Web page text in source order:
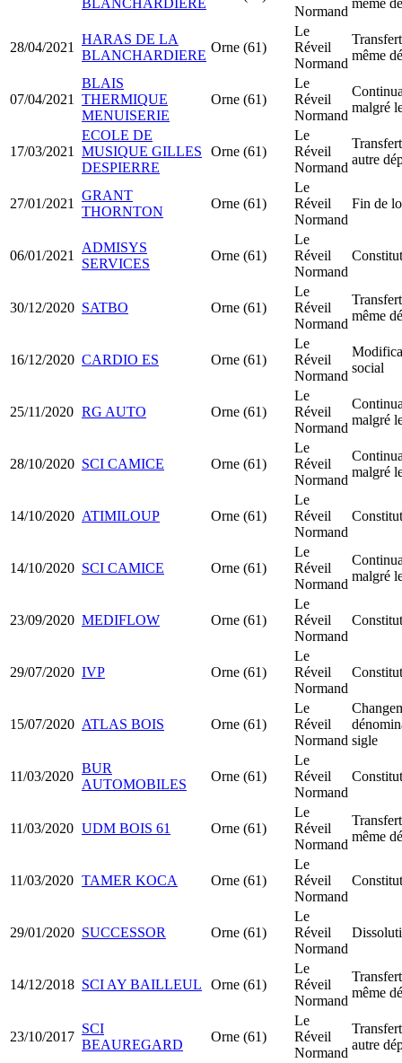
BLANCHARDIERE
Normand
même
28/04/2021
HARAS DE LA
BLANCHARDIERE
Orne (61)
Le
Réveil
Normand
même
07/04/2021
BLAIS
THERMIQUE
MENUISERIE
Orne (61)
Le
Réveil
Normand
malgré
17/03/2021
ECOLE DE
MUSIQUE GILLES
DESPIERRE
Orne (61)
Le
Réveil
Normand
autre
27/01/2021
GRANT
THORNTON
Orne (61)
Le
Réveil
Normand
Fin de
06/01/2021
ADMISYS
SERVICES
Orne (61)
Le
Réveil
Normand
30/12/2020 SATBO Orne (61)
Le
Réveil
Normand
même
16/12/2020 CARDIO ES Orne (61)
Le
Réveil
Normand
social
25/11/2020 RG AUTO Orne (61)
Le
Réveil
Normand
malgré
28/10/2020 SCI CAMICE Orne (61)
Le
Réveil
Normand
malgré
14/10/2020 ATIMILOUP Orne (61)
Le
Réveil
Normand
14/10/2020 SCI CAMICE Orne (61)
Le
Réveil
Normand
malgré
23/09/2020 MEDIFLOW Orne (61)
Le
Réveil
Normand
29/07/2020 IVP Orne (61)
Le
Réveil
Normand
15/07/2020 ATLAS BOIS Orne (61)
Le
Réveil
Normand sigle
11/03/2020
BUR
AUTOMOBILES
Orne (61)
Le
Réveil
Normand
11/03/2020 UDM BOIS 61 Orne (61)
Le
Réveil
Normand
même
11/03/2020 TAMER KOCA Orne (61)
Le
Réveil
Normand
29/01/2020 SUCCESSOR Orne (61)
Le
Réveil
Normand
14/12/2018 SCI AY BAILLEUL Orne (61)
Le
Réveil
Normand
même
23/10/2017
SCI
BEAUREGARD
Orne (61)
Le
Réveil
Normand
autre